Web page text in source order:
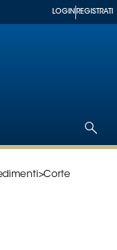
LOGIN REGISTRATI
>Corte